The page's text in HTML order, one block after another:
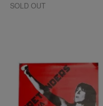
SOLD OUT